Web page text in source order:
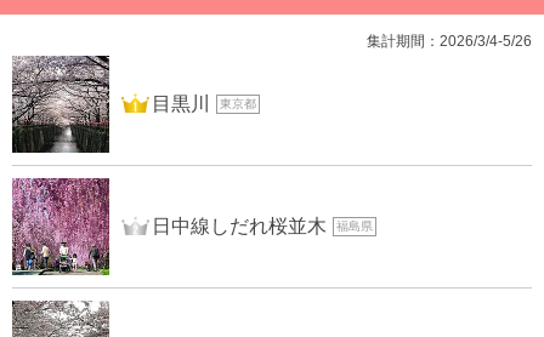
集計期間：2026/3/4-5/26
1位 目黒川 東京都
2位 日中線しだれ桜並木 福島県